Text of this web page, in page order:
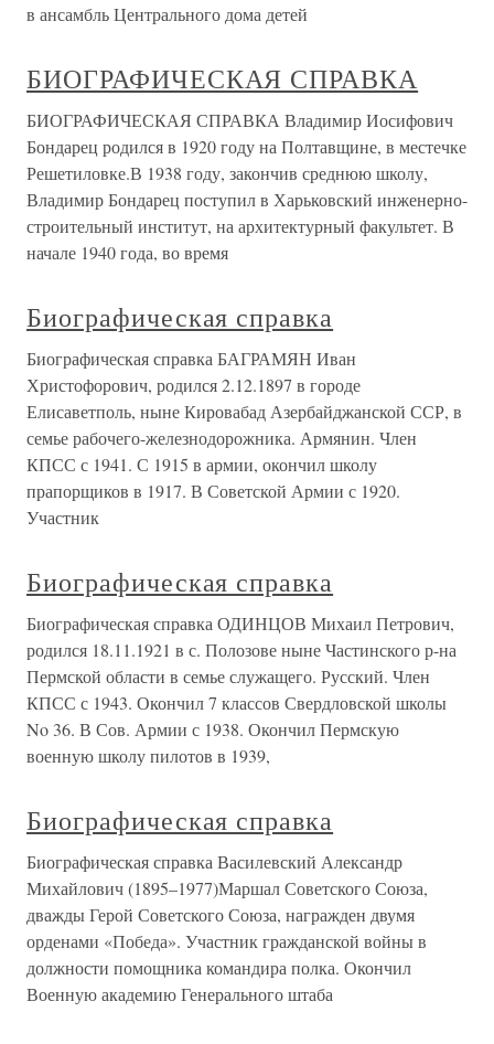
в ансамбль Центрального дома детей
БИОГРАФИЧЕСКАЯ СПРАВКА
БИОГРАФИЧЕСКАЯ СПРАВКА Владимир Иосифович
Бондарец родился в 1920 году на Полтавщине, в местечке
Решетиловке.В 1938 году, закончив среднюю школу,
Владимир Бондарец поступил в Харьковский инженерно-
строительный институт, на архитектурный факультет. В
начале 1940 года, во время
Биографическая справка
Биографическая справка БАГРАМЯН Иван
Христофорович, родился 2.12.1897 в городе
Елисаветполь, ныне Кировабад Азербайджанской ССР, в
семье рабочего-железнодорожника. Армянин. Член
КПСС с 1941. С 1915 в армии, окончил школу
прапорщиков в 1917. В Советской Армии с 1920.
Участник
Биографическая справка
Биографическая справка ОДИНЦОВ Михаил Петрович,
родился 18.11.1921 в с. Полозове ныне Частинского р-на
Пермской области в семье служащего. Русский. Член
КПСС с 1943. Окончил 7 классов Свердловской школы
No 36. В Сов. Армии с 1938. Окончил Пермскую
военную школу пилотов в 1939,
Биографическая справка
Биографическая справка Василевский Александр
Михайлович (1895–1977)Маршал Советского Союза,
дважды Герой Советского Союза, награжден двумя
орденами «Победа». Участник гражданской войны в
должности помощника командира полка. Окончил
Военную академию Генерального штаба